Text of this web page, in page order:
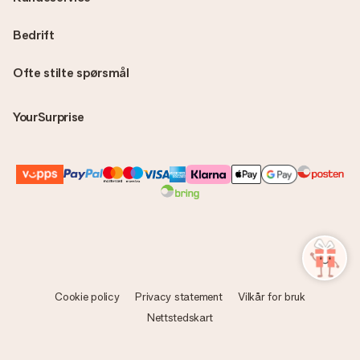
Ofte stilte spørsmål
YourSurprise
Bedrift
Cookie policy Privacy statement
Vilkår for bruk
Nettstedskart